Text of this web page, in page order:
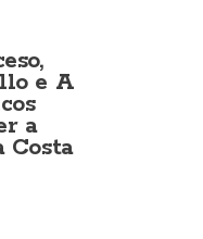
e A
a
Costa